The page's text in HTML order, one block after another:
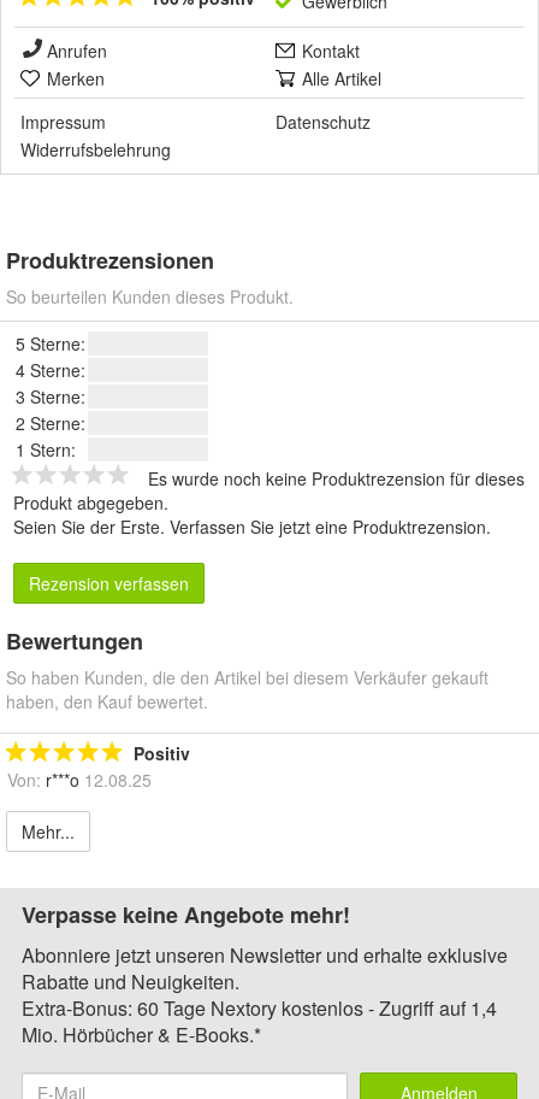
Anrufen
Kontakt
Merken
Alle Artikel
Impressum
Datenschutz
Widerrufsbelehrung
Produktrezensionen
So beurteilen Kunden dieses Produkt.
5 Sterne:
4 Sterne:
3 Sterne:
2 Sterne:
1 Stern:
Es wurde noch keine Produktrezension für dieses
Produkt abgegeben.
Seien Sie der Erste. Verfassen Sie jetzt eine Produktrezension.
Rezension verfassen
Bewertungen
So haben Kunden, die den Artikel bei diesem Verkäufer gekauft
haben, den Kauf bewertet.
Positiv
Von: r***o 12.08.25
Mehr...
Verpasse keine Angebote mehr!
Abonniere jetzt unseren Newsletter und erhalte exklusive
Rabatte und Neuigkeiten.
Extra-Bonus: 60 Tage Nextory kostenlos - Zugriff auf 1,4
Mio. Hörbücher & E-Books.*
Anmelden